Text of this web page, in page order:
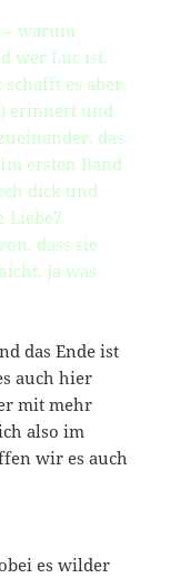
warum
wer Luc ist,
es aber,
erinnert und
das
ersten Band
dick und
Liebe?
dass sie
Ja was
das Ende ist
auch hier
mit mehr
also im
wir es auch
es wilder